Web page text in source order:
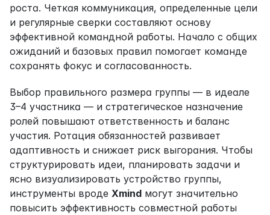
роста. Четкая коммуникация, определенные цели
и регулярные сверки составляют основу
эффективной командной работы. Начало с общих
ожиданий и базовых правил помогает команде
сохранять фокус и согласованность.
Выбор правильного размера группы — в идеале
3–4 участника — и стратегическое назначение
ролей повышают ответственность и баланс
участия. Ротация обязанностей развивает
адаптивность и снижает риск выгорания. Чтобы
структурировать идеи, планировать задачи и
ясно визуализировать устройство группы,
инструменты вроде Xmind могут значительно
повысить эффективность совместной работы